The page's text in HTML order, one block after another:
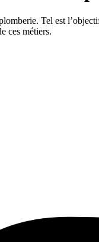
Tel est
ces métiers.